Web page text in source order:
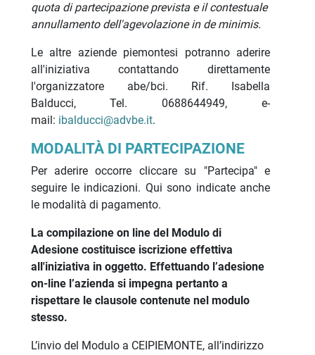
quota di partecipazione prevista e il contestuale
annullamento dell'agevolazione in de minimis.
Le altre aziende piemontesi potranno aderire
all'iniziativa contattando direttamente
l'organizzatore abe/bci. Rif. Isabella
Balducci, Tel. 0688644949, e-
mail: ibalducci@advbe.it.
MODALITÀ DI PARTECIPAZIONE
Per aderire occorre cliccare su "Partecipa" e
seguire le indicazioni. Qui sono indicate anche
le modalità di pagamento.
La compilazione on line del Modulo di
Adesione costituisce iscrizione effettiva
all'iniziativa in oggetto. Effettuando l’adesione
on-line l’azienda si impegna pertanto a
rispettare le clausole contenute nel modulo
stesso.
L’invio del Modulo a CEIPIEMONTE, all’indirizzo